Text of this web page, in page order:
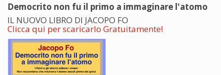
Democrito non fu il primo a immaginare l'atomo
IL NUOVO LIBRO DI JACOPO FO
Clicca qui per scaricarlo Gratuitamente!